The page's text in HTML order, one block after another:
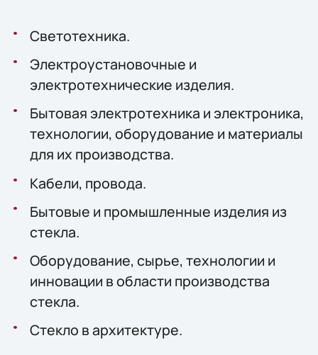
Светотехника.
Электроустановочные и
электротехнические изделия.
Бытовая электротехника и электроника,
технологии, оборудование и материалы
для их производства.
Кабели, провода.
Бытовые и промышленные изделия из
стекла.
Оборудование, сырье, технологии и
инновации в области производства
стекла.
Стекло в архитектуре.